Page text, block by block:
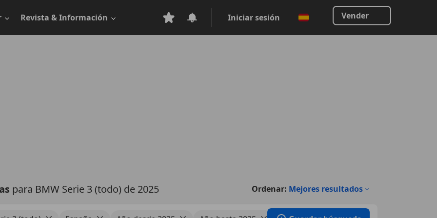
Revista & Información Iniciar sesión Vender
para BMW Serie 3 (todo) de 2025 Ordenar: Mejores resultados